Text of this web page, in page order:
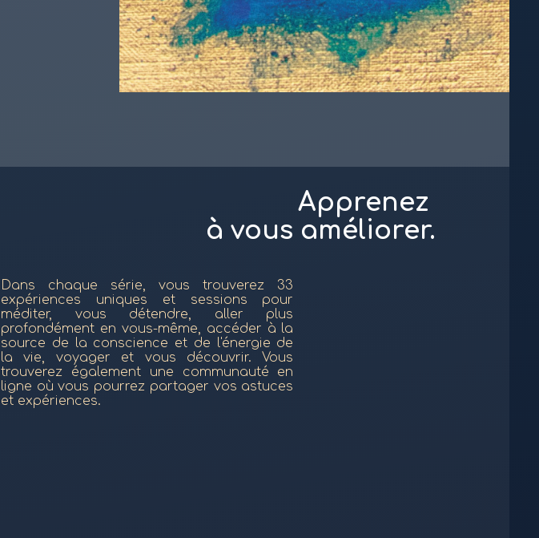
Apprenez
à vous améliorer.
Dans chaque série, vous trouverez 33
expériences uniques et sessions pour
méditer, vous détendre, aller plus
profondément en vous-même, accéder à la
source de la conscience et de l'énergie de
la vie, voyager et vous découvrir. Vous
trouverez également une communauté en
ligne où vous pourrez partager vos astuces
et expériences.